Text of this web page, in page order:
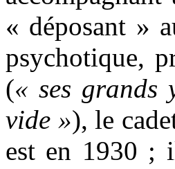
« déposant »
psychotique,
(« ses grands
vide »), le
est en 1930 ;